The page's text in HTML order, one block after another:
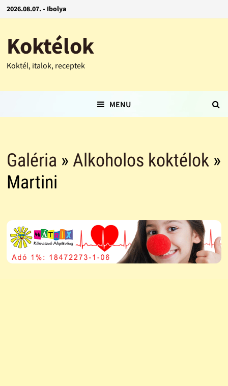
2026.08.07. - Ibolya
Koktélok
Koktél, italok, receptek
MENU
Galéria » Alkoholos koktélok»
Martini